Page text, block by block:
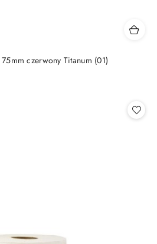
czerwony Titanum (01)